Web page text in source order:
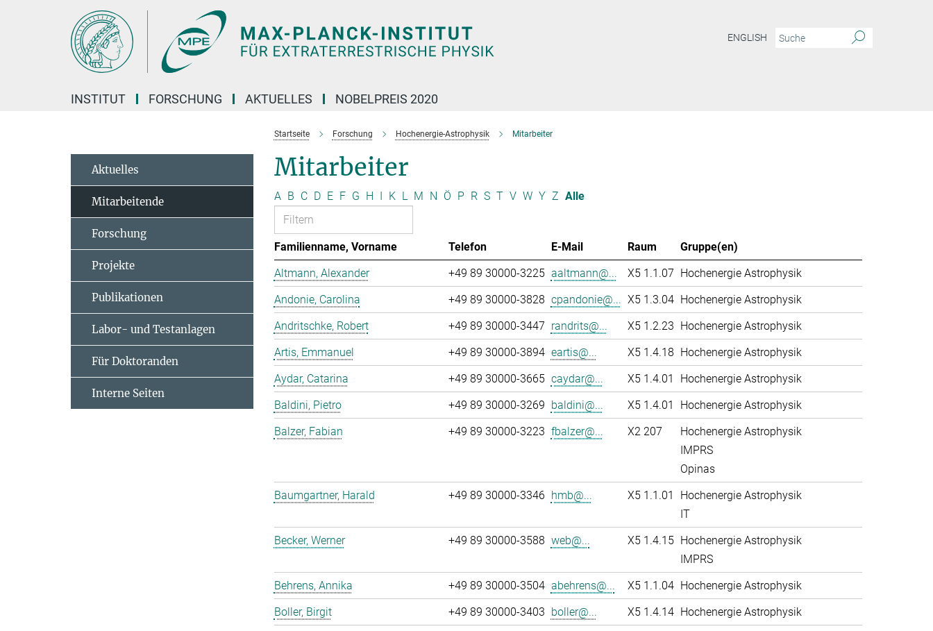
ENGLISH
INSTITUT FORSCHUNG AKTUELLES NOBELPREIS 2020
Startseite Forschung Hochenergie-Astrophysik Mitarbeiter
Mitarbeiter
A B C D E F G H I K L M N Ö P R S T V W Y Z Alle
Familienname, Vorname Telefon E-Mail Raum
Gruppe(en)
Altmann, Alexander
+49 89 30000-3225 aaltmann@... X5 1.1.07 Hochenergie Astrophysik
Andonie, Carolina
+49 89 30000-3828 cpandonie@... X5 1.3.04 Hochenergie Astrophysik
Andritschke, Robert
+49 89 30000-3447 randrits@... X5 1.2.23 Hochenergie Astrophysik
Artis, Emmanuel
+49 89 30000-3894 eartis@... X5 1.4.18 Hochenergie Astrophysik
Aydar, Catarina
+49 89 30000-3665 caydar@... X5 1.4.01
Hochenergie Astrophysik
Baldini, Pietro
+49 89 30000-3269 baldini@... X5 1.4.01
Hochenergie Astrophysik
Balzer, Fabian
+49 89 30000-3223 fbalzer@... X2 207
Hochenergie Astrophysik
IMPRS
Opinas
Baumgartner, Harald
+49 89 30000-3346 hmb@... X5 1.1.01
Hochenergie Astrophysik
IT
Becker, Werner
+49 89 30000-3588 web@... X5 1.4.15 Hochenergie Astrophysik
IMPRS
Behrens, Annika
+49 89 30000-3504 abehrens@... X5 1.1.04 Hochenergie Astrophysik
Boller, Birgit
+49 89 30000-3403 boller@... X5 1.4.14 Hochenergie Astrophysik
Aktuelles
Mitarbeitende
Forschung
Projekte
Publikationen
Labor- und Testanlagen
Für Doktoranden
Interne Seiten